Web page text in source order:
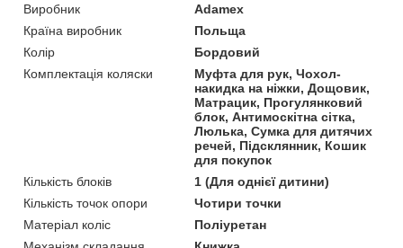
Виробник
Adamex
Країна виробник
Польща
Колір
Бордовий
Комплектація коляски
Муфта для рук, Чохол-
накидка на ніжки, Дощовик,
Матрацик, Прогулянковий
блок, Антимоскітна сітка,
Люлька, Сумка для дитячих
речей, Підсклянник, Кошик
для покупок
Кількість блоків
1 (Для однієї дитини)
Кількість точок опори
Чотири точки
Матеріал коліс
Поліуретан